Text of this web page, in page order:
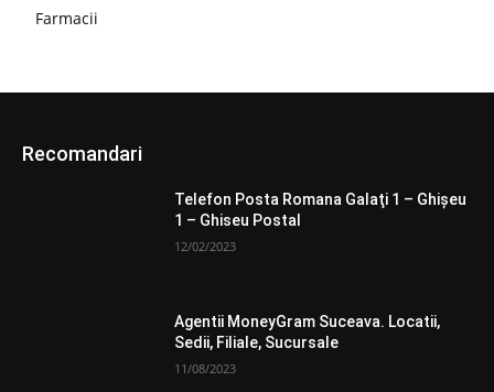
Farmacii
Recomandari
Telefon Posta Romana Galaţi 1 – Ghişeu
1 – Ghiseu Postal
12/02/2023
Agentii MoneyGram Suceava. Locatii,
Sedii, Filiale, Sucursale
11/08/2023